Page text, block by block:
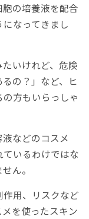
の培養液を配合
なってきまし
いけれど、危険
の？」など、ヒ
方もいらっしゃ
などのコスメ
いるわけではな
ん。
用、リスクなど
を使ったスキン